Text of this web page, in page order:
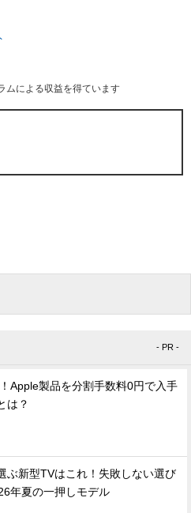
ムによる収益を得ています
- PR -
Apple製品を分割手数料0円で入手
は？
ぶ新型TVはこれ！失敗しない選び
年夏の一押しモデル